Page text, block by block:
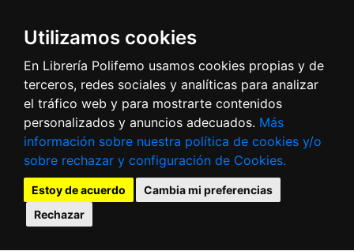
Utilizamos cookies
En Librería Polifemo usamos cookies propias y de
terceros, redes sociales y analíticas para analizar
el tráfico web y para mostrarte contenidos
personalizados y anuncios adecuados. Más
información sobre nuestra política de cookies y/o
sobre rechazar y configuración de Cookies.
Estoy de acuerdo
Cambia mi preferencias
Rechazar